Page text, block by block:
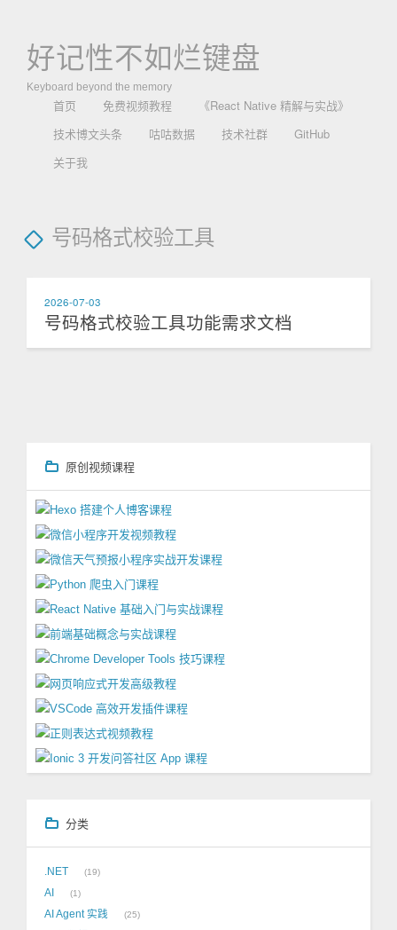
好记性不如烂键盘
Keyboard beyond the memory
首页 免费视频教程
《React Native 精解与实战》
技术博文头条
咕咕数据 技术社群
GitHub
关于我
号码格式校验工具
2026-07-03
号码格式校验工具功能需求文档
原创视频课程
分类
.NET 19
AI 1
AI Agent 实践 25